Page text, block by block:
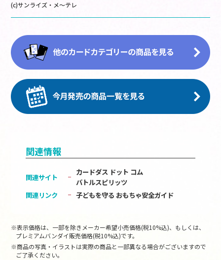
(c)サンライズ・メ～テレ
関連情報
関連サイト
カードダス ドット コム
バトルスピリッツ
関連リンク
子どもを守る おもちゃ安全ガイド
※表示価格は、一部を除きメーカー希望小売価格(税10%込)、もしくは、
プレミアムバンダイ販売価格(税10%込)です。
※商品の写真・イラストは実際の商品と一部異なる場合がございますので
ご了承ください。